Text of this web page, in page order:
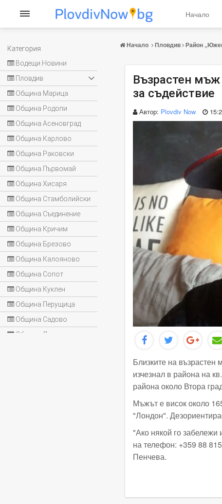
Категория
Водещи Новини
Пловдив
Община Марица
Община Родопи
Община Асеновград
Община Карлово
Община Раковски
Община Първомай
Община Хисаря
Община Стамболийски
Община Съединение
Община Кричим
Община Брезово
Община Калояново
Община Сопот
Община Куклен
Община Перущица
Община Садово
Община Лъки
Начало
Начало Пловдив Район
Възрастен
за съдействие
Автор: Plovdiv Now
Близките на
изчезнал в района на
района около Втора
Мъжът е висок около
"Лондон".
"Ако някой го
на телефон: +359 88
Пенчева.